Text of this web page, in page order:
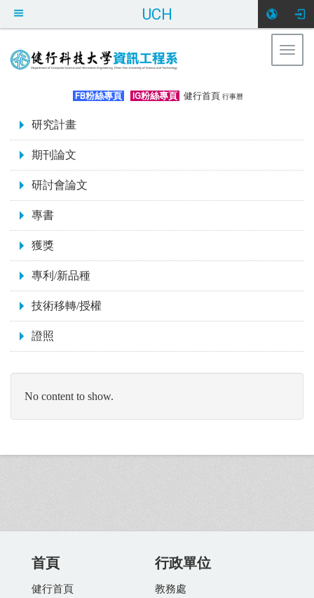
UCH
FB粉絲專頁 IG粉絲專頁 健行首頁 行事曆
研究計畫
期刊論文
研討會論文
專書
獲獎
專利/新品種
技術移轉/授權
證照
No content to show.
首頁
健行首頁
行政單位
教務處